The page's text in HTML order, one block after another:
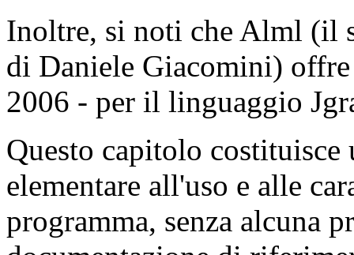
Inoltre, si noti che Alml (il
di Daniele Giacomini)
2006 - per il linguaggio
Questo capitolo
elementare all'uso e alle
programma, senza alcuna